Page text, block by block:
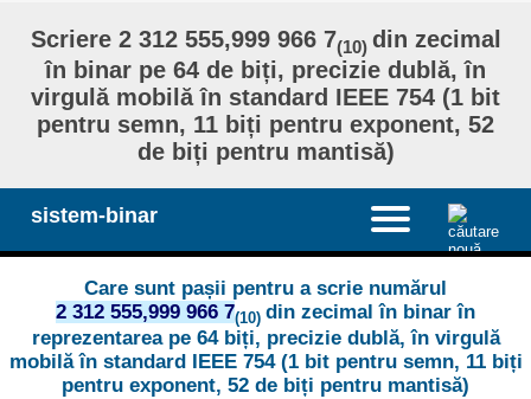
Scriere 2 312 555,999 966 7(10) din zecimal
în binar pe 64 de biți, precizie dublă, în
virgulă mobilă în standard IEEE 754 (1 bit
pentru semn, 11 biți pentru exponent, 52
de biți pentru mantisă)
sistem-binar
Care sunt pașii pentru a scrie numărul
2 312 555,999 966 7(10) din zecimal în binar în
reprezentarea pe 64 biți, precizie dublă, în virgulă
mobilă în standard IEEE 754 (1 bit pentru semn, 11 biți
pentru exponent, 52 de biți pentru mantisă)